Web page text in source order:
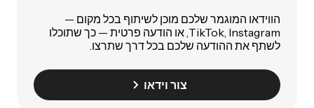
הווידאו המוגמר שלכם מוכן לשיתוף בכל מקום —
TikTok, Instagram, או הודעה פרטית — כך שתוכלו
לשתף את ההודעה שלכם בכל דרך שתרצו.
צור וידאו